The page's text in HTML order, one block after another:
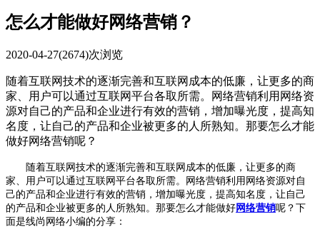
怎么才能做好网络营销？
2020-04-27(2674)次浏览
随着互联网技术的逐渐完善和互联网成本的低廉，让更多的商
家、用户可以通过互联网平台各取所需。网络营销利用网络资
源对自己的产品和企业进行有效的营销，增加曝光度，提高知
名度，让自己的产品和企业被更多的人所熟知。那要怎么才能
做好网络营销呢？
随着互联网技术的逐渐完善和互联网成本的低廉，让更多的商
家、用户可以通过互联网平台各取所需。网络营销利用网络资源对自
己的产品和企业进行有效的营销，增加曝光度，提高知名度，让自己
的产品和企业被更多的人所熟知。那要怎么才能做好网络营销呢？下
面是线尚网络小编的分享：